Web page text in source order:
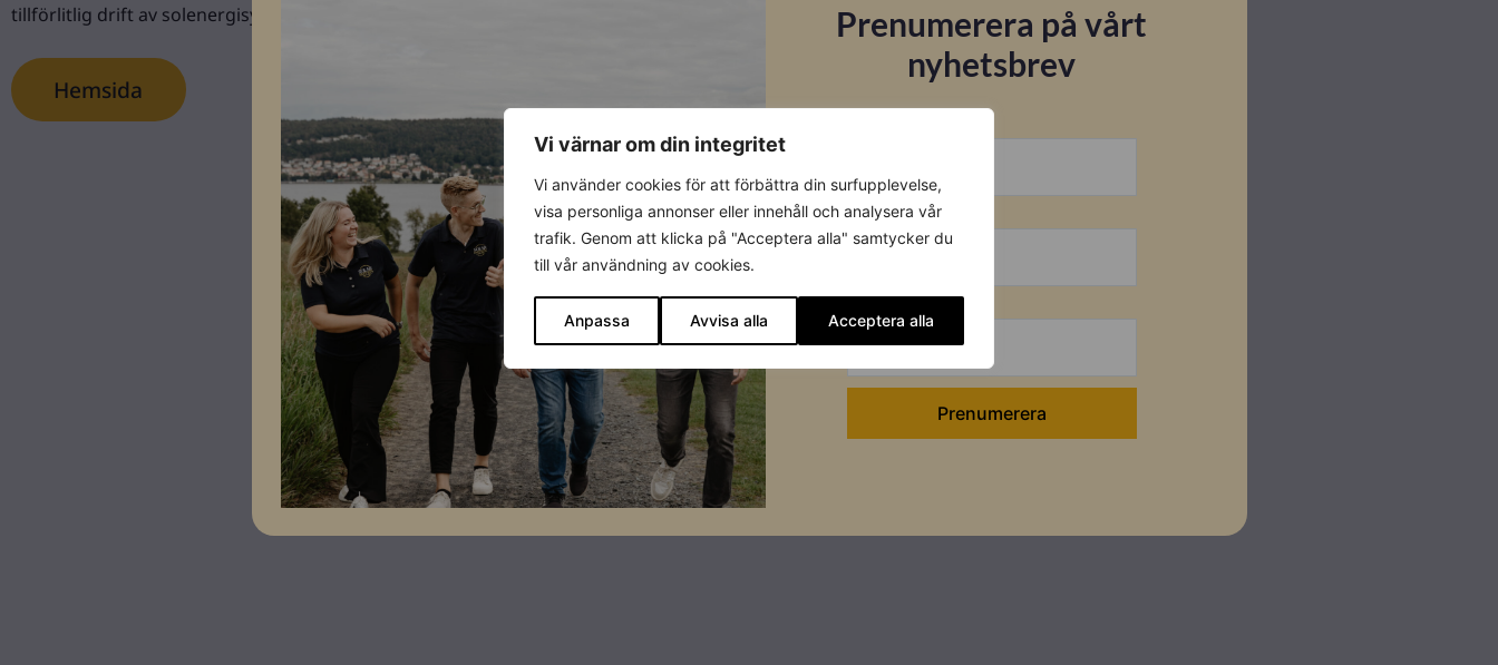
Vi värnar om din integritet
Vi använder cookies för att förbättra din surfupplevelse,
visa personliga annonser eller innehåll och analysera vår
trafik. Genom att klicka på "Acceptera alla" samtycker du
till vår användning av cookies.
Anpassa Avvisa alla Acceptera alla
tillförlitlig drift av solenergisystem.
Hemsida
Prenumerera på vårt
nyhetsbrev
Förnamn
Efternamn